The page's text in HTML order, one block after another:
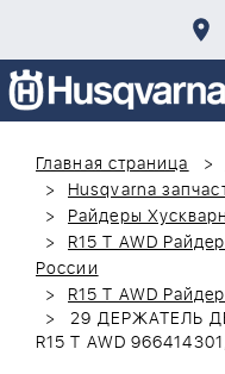
Главная страница
Husqvarna
Райдеры
R15 T AWD
России
R15 T AWD
29 ДЕРЖАТЕЛЬ
R15 T AWD